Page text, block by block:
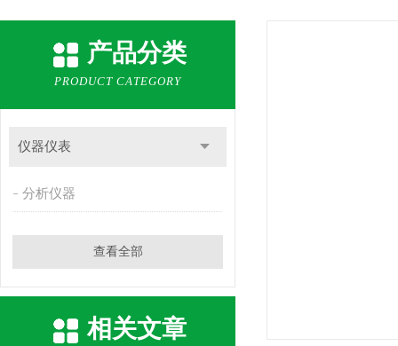
产品分类
PRODUCT CATEGORY
仪器仪表
分析仪器
查看全部
相关文章